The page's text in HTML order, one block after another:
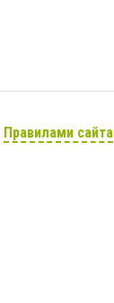
Правилами сайта